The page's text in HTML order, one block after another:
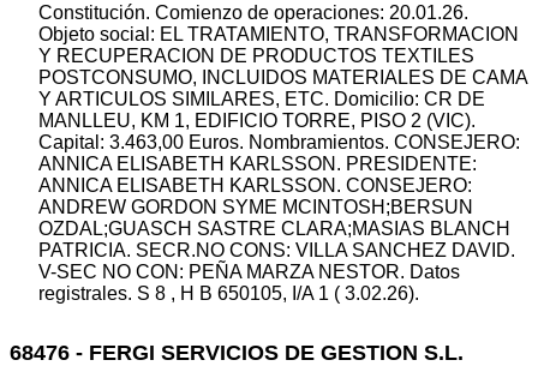
Constitución. Comienzo de operaciones: 20.01.26.
Objeto social: EL TRATAMIENTO, TRANSFORMACION
Y RECUPERACION DE PRODUCTOS TEXTILES
POSTCONSUMO, INCLUIDOS MATERIALES DE CAMA
Y ARTICULOS SIMILARES, ETC. Domicilio: CR DE
MANLLEU, KM 1, EDIFICIO TORRE, PISO 2 (VIC).
Capital: 3.463,00 Euros. Nombramientos. CONSEJERO:
ANNICA ELISABETH KARLSSON. PRESIDENTE:
ANNICA ELISABETH KARLSSON. CONSEJERO:
ANDREW GORDON SYME MCINTOSH;BERSUN
OZDAL;GUASCH SASTRE CLARA;MASIAS BLANCH
PATRICIA. SECR.NO CONS: VILLA SANCHEZ DAVID.
V-SEC NO CON: PEÑA MARZA NESTOR. Datos
registrales. S 8 , H B 650105, I/A 1 ( 3.02.26).
68476 - FERGI SERVICIOS DE GESTION S.L.